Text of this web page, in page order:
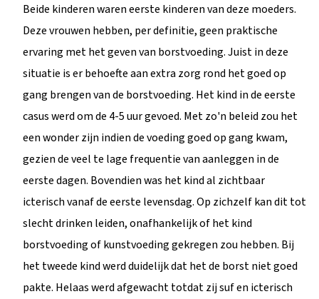
Beide kinderen waren eerste kinderen van deze moeders.
Deze vrouwen hebben, per definitie, geen praktische
ervaring met het geven van borstvoeding. Juist in deze
situatie is er behoefte aan extra zorg rond het goed op
gang brengen van de borstvoeding. Het kind in de eerste
casus werd om de 4-5 uur gevoed. Met zo'n beleid zou het
een wonder zijn indien de voeding goed op gang kwam,
gezien de veel te lage frequentie van aanleggen in de
eerste dagen. Bovendien was het kind al zichtbaar
icterisch vanaf de eerste levensdag. Op zichzelf kan dit tot
slecht drinken leiden, onafhankelijk of het kind
borstvoeding of kunstvoeding gekregen zou hebben. Bij
het tweede kind werd duidelijk dat het de borst niet goed
pakte. Helaas werd afgewacht totdat zij suf en icterisch